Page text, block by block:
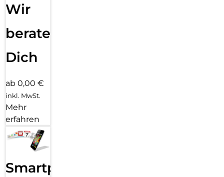
Wir
beraten
Dich
ab 0,00 €
inkl. MwSt.
Mehr
erfahren
Smartphone